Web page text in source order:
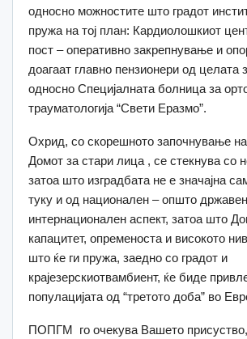
односно можностите што градот
пружа на тој план: Кардиолошкиот
пост – оперативно закрепнување и
доагаат главно пензионери од целата
односно Специјалната болница за
трауматологија “Свети Еразмо”.
Охрид, со скорешното започнување
Домот за стари лица , се стекнува со
затоа што изградбата не е значајна
туку и од национален – општо
интернационален аспект, затоа што
капацитет, опременоста и високото
што ќе ги пружа, заедно со градот и
крајезерскиотвамбиент, ќе биде
популацијата од “третото доба” во
ПОПГМ го очекува Вашето